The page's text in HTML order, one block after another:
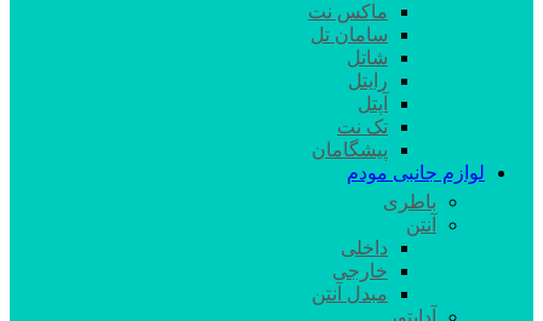
ماکس نت
سامان تل
شاتل
رایتل
آپتل
تک نت
پیشگامان
لوازم جانبی مودم
باطری
آنتن
داخلی
خارجی
مبدل آنتن
آداپتور